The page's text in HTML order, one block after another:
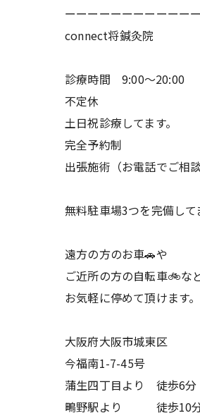
ーーーーーーーーーーー
connect将鍼灸院
診療時間 9:00〜20:00
不定休
土日祝診療してます。
完全予約制
出張施術（お電話でご相
無料駐車場3つを完備して
遠方の方のお車🚗や
ご近所の方の自転車🚲など
お気軽に停めて頂けます。
大阪府大阪市城東区
今福南1-7-45号
蒲生四丁目より 徒歩6分
鴫野駅より 徒歩10